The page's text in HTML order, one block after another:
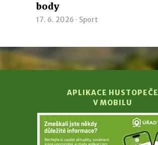
body
17. 6. 2026 · Sport
APLIKACE HUSTOPEČE
V MOBILU